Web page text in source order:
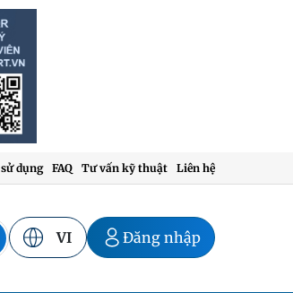
dụng FAQ Tư vấn kỹ thuật Liên hệ
VI Đăng nhập